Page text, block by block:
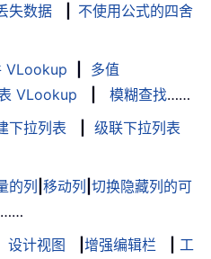
失数据
不使用公式的四舍
VLookup
多值
VLookup 模糊查找……
下拉列表
级联下拉列表
的列 移动列 切换隐藏列的可
……
设计视图 增强编辑栏
工